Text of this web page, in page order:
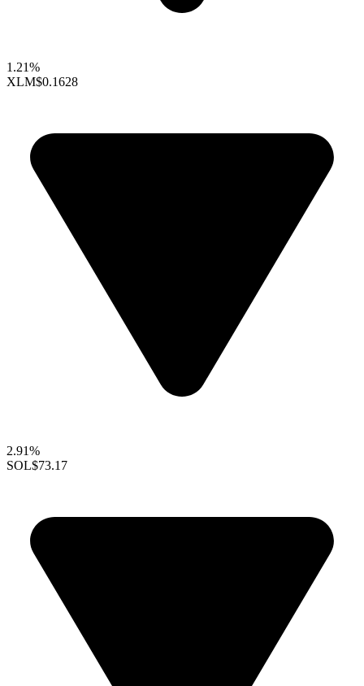
1.21%
XLM$0.1628
2.91%
SOL$73.17